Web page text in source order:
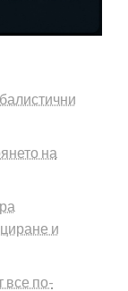
на
и
все по-